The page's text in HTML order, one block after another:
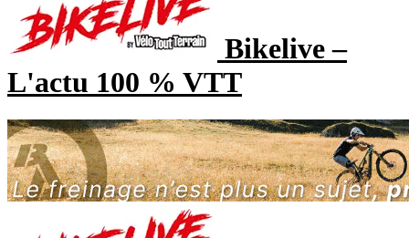
Bikelive –
L'actu 100 % VTT